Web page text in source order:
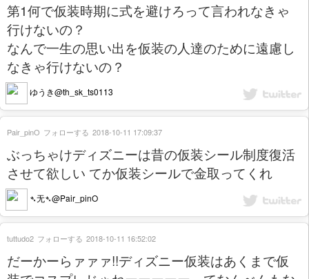
第1何で仮装時期に式を避けろって言われなきゃ
行けないの？
なんで一生の思い出を仮装の人達のために遠慮し
なきゃ行けないの？
ゆうき@th_sk_ts0113
ぶっちゃけディズニーは昔の仮装シール制度復活
させて欲しい てか仮装シールで金取ってくれ
➴无➴@Pair_pinO
Pair_pinO フォローする 2018-10-11 17:09:37
だーかーらァァァ!!ディズニー仮装はあくまで仮
tuttudo2 フォローする 2018-10-11 16:52:02